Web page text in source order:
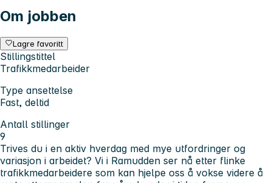
Om jobben
Lagre favoritt
Stillingstittel
Trafikkmedarbeider
Type ansettelse
Fast, deltid
Antall stillinger
9
Trives du i en aktiv hverdag med mye utfordringer og
variasjon i arbeidet? Vi i Ramudden ser nå etter flinke
trafikkmedarbeidere som kan hjelpe oss å vokse videre å